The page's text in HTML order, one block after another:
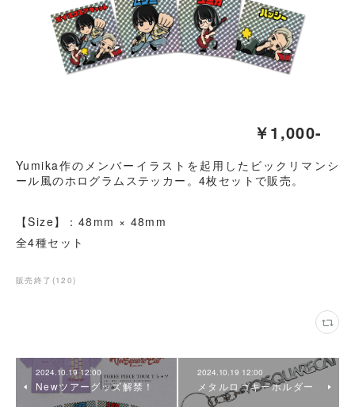
￥1,000-
Yumika作のメンバーイラストを起用したビックリマンシ
ール風のホログラムステッカー。4枚セットで販売。
【Size】：48mm × 48mm
全4種セット
販売終了 (120)
2024.10.19 12:00
Newツアーグッズ解禁！
2024.10.19 12:00
メタルロゴキーホルダー